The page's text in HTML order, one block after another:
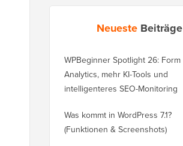
Neueste Beiträge
WPBeginner Spotlight 26: Form
Analytics, mehr KI-Tools und
intelligenteres SEO-Monitoring
Was kommt in WordPress 7.1?
(Funktionen & Screenshots)